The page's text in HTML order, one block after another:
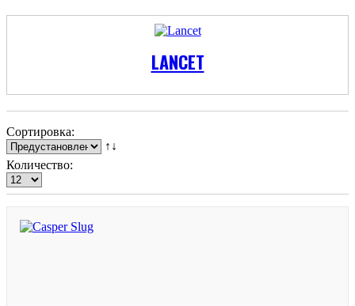
LANCET
Сортировка:
↑↓
Количество: